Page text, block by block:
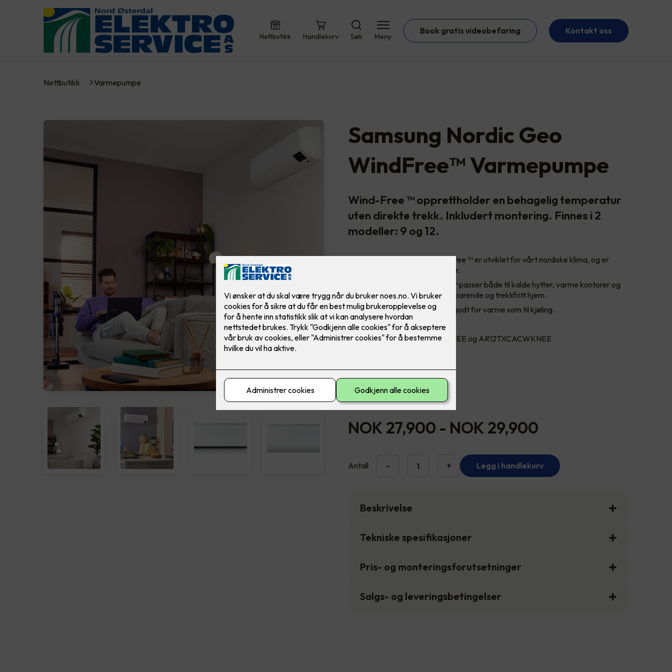
Nettbutikk Handlekurv Søk Meny
Book gratis videobefaring Kontakt oss
Nettbutikk Varmepumpe
Samsung Nordic Geo
WindFree™️ Varmepumpe
Wind-Free ™ opprettholder en behagelig temperatur
uten direkte trekk. Inkludert montering. Finnes i 2
modeller: 9 og 12.
Nye Samsung Nordic Wind-Free ™ er utviklet for vårt nordiske klima, og er
tilpasset alle våre fire årstider.
Samsung Nordic Wind-Free ™ passer både til kalde hytter, varme kontorer og
for de som vil ha et strømbesparende og trekkfritt hjem.
Varmepumpen fungerer like godt for varme som til kjøling.
Finnes i 2 modeller: 9 og 12.
Modell nr. AR09TXCACWKNEE og AR12TXCACWKNEE
12 9
NOK 27,900 - NOK 29,900
Antall - + Legg i handlekurv
Beskrivelse
Tekniske spesifikasjoner
Pris- og monteringsforutsetninger
Salgs- og leveringsbetingelser